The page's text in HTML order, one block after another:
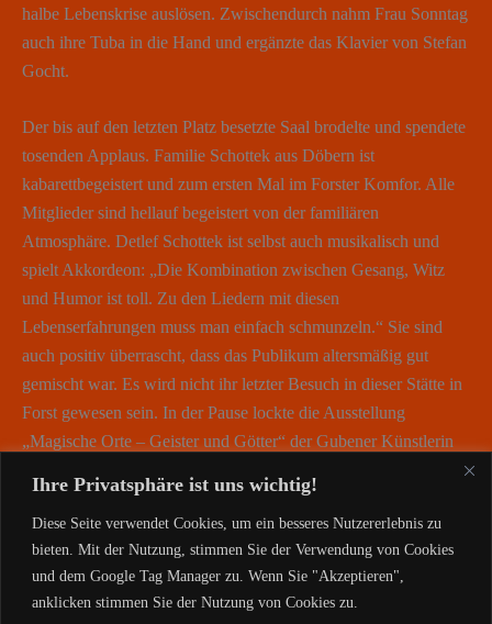
Ihre Privatsphäre ist uns wichtig!
Diese Seite verwendet Cookies, um ein besseres Nutzererlebnis zu
bieten. Mit der Nutzung, stimmen Sie der Verwendung von Cookies
und dem Google Tag Manager zu. Wenn Sie "Akzeptieren",
anklicken stimmen Sie der Nutzung von Cookies zu.
halbe Lebenskrise auslösen. Zwischendurch nahm Frau Sonntag
auch ihre Tuba in die Hand und ergänzte das Klavier von Stefan
Gocht.
Der bis auf den letzten Platz besetzte Saal brodelte und spendete
tosenden Applaus. Familie Schottek aus Döbern ist
kabarettbegeistert und zum ersten Mal im Forster Komfor. Alle
Mitglieder sind hellauf begeistert von der familiären
Atmosphäre. Detlef Schottek ist selbst auch musikalisch und
spielt Akkordeon: „Die Kombination zwischen Gesang, Witz
und Humor ist toll. Zu den Liedern mit diesen
Lebenserfahrungen muss man einfach schmunzeln.“ Sie sind
auch positiv überrascht, dass das Publikum altersmäßig gut
gemischt war. Es wird nicht ihr letzter Besuch in dieser Stätte in
Forst gewesen sein. In der Pause lockte die Ausstellung
„Magische Orte – Geister und Götter“ der Gubener Künstlerin
Margit Jahn / mjn1